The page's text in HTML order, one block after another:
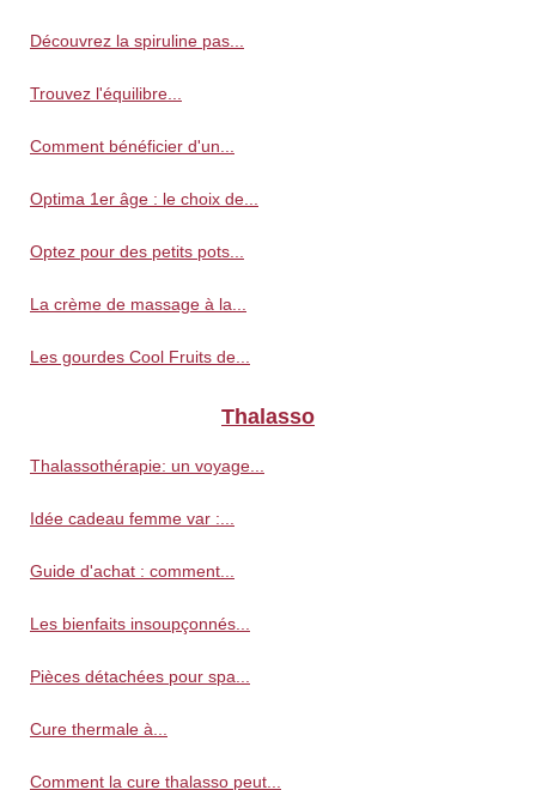
Découvrez la spiruline pas...
Trouvez l'équilibre...
Comment bénéficier d'un...
Optima 1er âge : le choix de...
Optez pour des petits pots...
La crème de massage à la...
Les gourdes Cool Fruits de...
Thalasso
Thalassothérapie: un voyage...
Idée cadeau femme var :...
Guide d'achat : comment...
Les bienfaits insoupçonnés...
Pièces détachées pour spa...
Cure thermale à...
Comment la cure thalasso peut...